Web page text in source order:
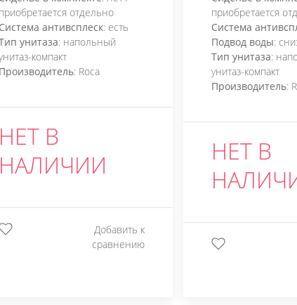
приобретается отдельно
Система антивсплеск: есть
унитаза: напольный
компакт
Производитель: Roca
НЕТ В
НАЛИЧИИ
Добавить к
сравнению
приобретается
Система
Подвод воды:
Тип унитаза:
унитаз-компакт
Производитель:
НЕТ В